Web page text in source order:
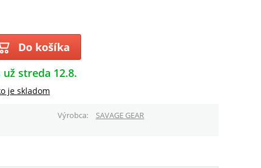
Do košíka
už streda 12.8.
je skladom
Výrobca
SAVAGE GEAR